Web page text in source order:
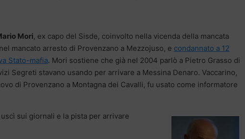
Mori, ex capo del Sisde, coinvolto nella vicenda della mancata
mancato arresto di Provenzano a Mezzojuso, e condannato a 12
Stato-mafia. Mori sostiene che già nel 2004 parlò a Pietro Grasso di
Segreti stavano usando per arrivare a Messina Denaro. Vaccarino,
di Provenzano a Montagna dei Cavalli, fu usato come informatore
sui giornali e la pista per arrivare